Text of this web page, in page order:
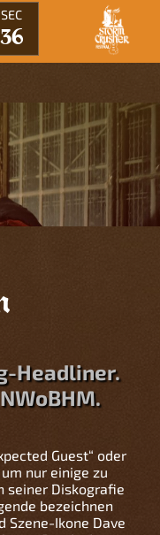
SEC
36
Headliner.
Guest“ oder
um nur einige zu
seiner Diskografie
bezeichnen
Szene-Ikone Dave